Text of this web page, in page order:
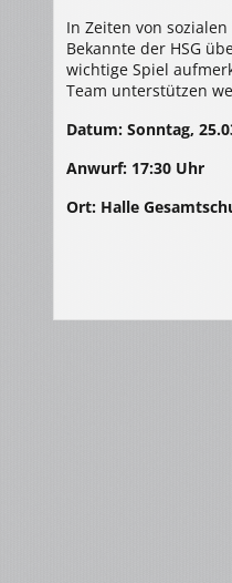
In Zeiten von
Bekannte der HSG
wichtige Spiel
Team unterstützen
Datum: Sonntag,
Anwurf: 17:30 Uhr
Ort: Halle